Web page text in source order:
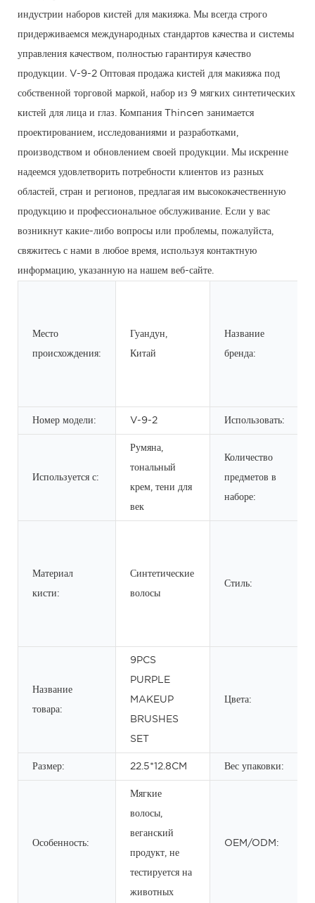
индустрии наборов кистей для макияжа. Мы всегда строго
придерживаемся международных стандартов качества и системы
управления качеством, полностью гарантируя качество
продукции. V-9-2 Оптовая продажа кистей для макияжа под
собственной торговой маркой, набор из 9 мягких синтетических
кистей для лица и глаз. Компания Thincen занимается
проектированием, исследованиями и разработками,
производством и обновлением своей продукции. Мы искренне
надеемся удовлетворить потребности клиентов из разных
областей, стран и регионов, предлагая им высококачественную
продукцию и профессиональное обслуживание. Если у вас
возникнут какие-либо вопросы или проблемы, пожалуйста,
свяжитесь с нами в любое время, используя контактную
информацию, указанную на нашем веб-сайте.
Место
происхождения:
Гуандун,
Китай
Название
бренда:
Номер модели: V-9-2 Использовать:
Используется с:
Румяна,
тональный
крем, тени для
век
Количество
предметов в
наборе:
Материал
кисти:
Синтетические
волосы
Стиль:
Название
товара:
9PCS
PURPLE
MAKEUP
BRUSHES
SET
Цвета:
Размер: 22.5*12.8CM Вес упаковки:
Особенность:
Мягкие
волосы,
веганский
продукт, не
тестируется на
животных
OEM/ODM: